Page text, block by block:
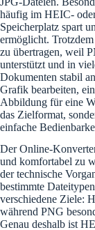
häufig im HEIC-
Speicherplatz spart
ermöglicht.
zu übertragen, weil
unterstützt und in
Dokumenten stabil
Grafik bearbeiten,
Abbildung für eine
das Zielformat,
einfache
Der Online-
und komfortabel zu
der technische
bestimmte
verschiedene Ziele:
während PNG
Genau deshalb ist